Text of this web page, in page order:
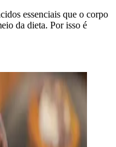
essenciais que o corpo
da dieta. Por isso é